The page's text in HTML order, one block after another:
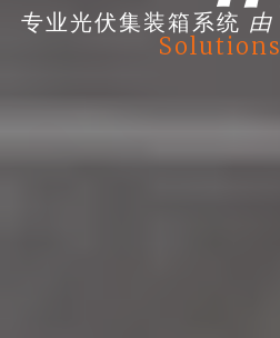
专业光伏集装箱系统 由
Solutions